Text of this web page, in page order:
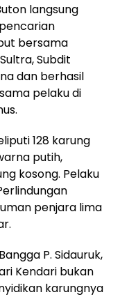
langsung
bersama
Subdit
dan berhasil
pelaku di
128 karung
putih,
kosong. Pelaku
penjara lima
P. Sidauruk,
Kendari bukan
karungnya